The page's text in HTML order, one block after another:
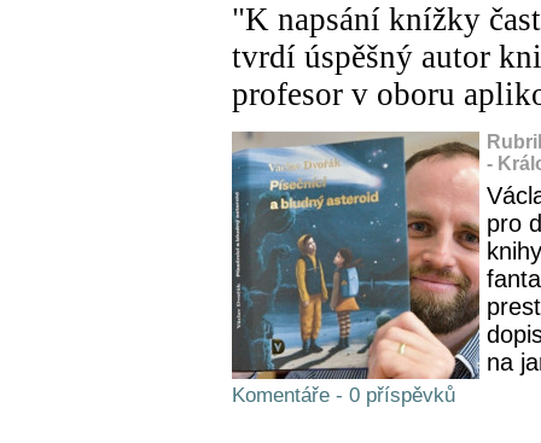
"K napsání knížky
tvrdí úspěšný autor
profesor v oboru
-
pro
na
Komentáře - 0 příspěvků